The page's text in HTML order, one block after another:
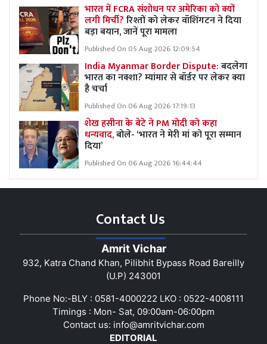
भारत में FCRA संशोधन पर अमेरिका को क्यों
लगी मिर्ची?रिश्तों को लेकर वॉशिंगटन ने दिया
बड़ा बयान, जानें पूरा मामला
Published On 05 Aug 2026 12:09:54
India Myanmar Border Dispute:बदलेगा
भारत का नक्शा? म्यांमार से बॉर्डर पर लेकर क्या
है चर्चा
Published On 06 Aug 2026 17:19:13
शेख हसीना के बेटे ने PM मोदी को कहा
धन्यवाद,बोले- ‘भारत ने मेरी मां को पूरा सम्मान
दिया’
Published On 06 Aug 2026 16:44:44
Contact Us
Amrit Vichar
932, Katra Chand Khan, Pilibhit Bypass Road Bareilly
(U.P) 243001
Phone No:-BLY : 0581-4000222 LKO : 0522-4008111
Timings : Mon- Sat, 09:00am-06:00pm
Contact us: info@amritvichar.com
EDITORIAL